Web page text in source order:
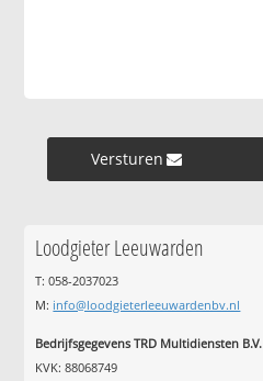
Versturen »
Loodgieter Leeuwarden
T: 058-2037023
M: info@loodgieterleeuwardenbv.nl
Bedrijfsgegevens TRD Multidiensten B.V.
KVK: 88068749